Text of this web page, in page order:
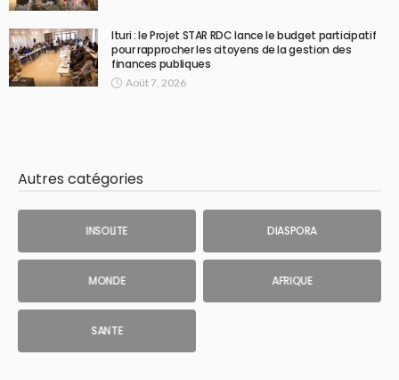
Ituri : le Projet STAR RDC lance le budget participatif
pour rapprocher les citoyens de la gestion des
finances publiques
Août 7, 2026
Autres catégories
INSOLITE DIASPORA
MONDE AFRIQUE
SANTE